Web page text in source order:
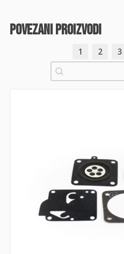
povezani proizvodi
1 2 3
Pretraži